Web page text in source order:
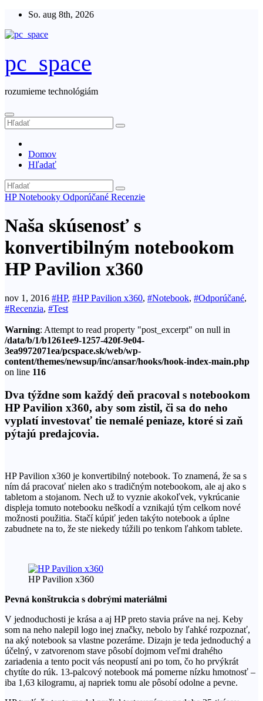
Skip
content
So. aug 8th, 2026
pc_space
rozumieme technológiám
Domov
Hľadať
HPNotebooky Odporúčané Recenzie
Naša skúsenosť s
konvertibilným notebookom
HP Pavilion x360
nov 1, 2016 #HP, #HP Pavilion x360, #Notebook, #Odporúčané,
#Recenzia, #Test
Warning: Attempt to read property "post_excerpt" on null in
/data/b/1/b1261ee9-1257-420f-9e04-
3ea9972071ea/pcspace.sk/web/wp-
content/themes/newsup/inc/ansar/hooks/hook-index-main.php
on line 116
Dva týždne som každý deň pracoval s notebookom
HP Pavilion x360, aby som zistil, či sa do neho
vyplatí investovať tie nemalé peniaze, ktoré si zaň
pýtajú predajcovia.
HP Pavilion x360 je konvertibilný notebook. To znamená, že sa s
ním dá pracovať nielen ako s tradičným notebookom, ale aj ako s
tabletom a stojanom. Nech už to vyznie akokoľvek, vykrúcanie
displeja tomuto notebooku neškodí a vznikajú tým celkom nové
možnosti použitia. Stačí kúpiť jeden takýto notebook a úplne
zabudnete na to, že ste niekedy túžili po tenkom ľahkom tablete.
HP Pavilion x360
Pevná konštrukcia s dobrými materiálmi
V jednoduchosti je krása a aj HP preto stavia práve na nej. Keby
som na neho nalepil logo inej značky, nebolo by ľahké rozpoznať,
na aký notebook sa vlastne pozeráme. Dizajn je teda jednoduchý a
účelný, v zatvorenom stave pôsobí dojmom veľmi drahého
zariadenia a tento pocit vás neopustí ani po tom, čo ho prvýkrát
chytíte do rúk. 13-palcový notebook má pomerne nízku hmotnosť –
iba 1,63 kilogramu, aj napriek tomu ale pôsobí odolne a pevne.